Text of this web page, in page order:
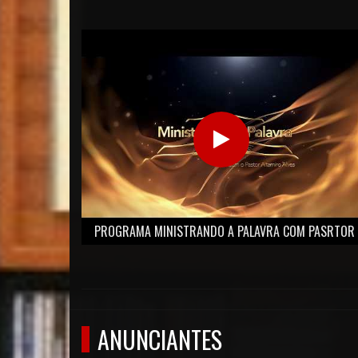
PROGRAMA MINISTRANDO A PALAVRA COM PASRTOR
ANUNCIANTES